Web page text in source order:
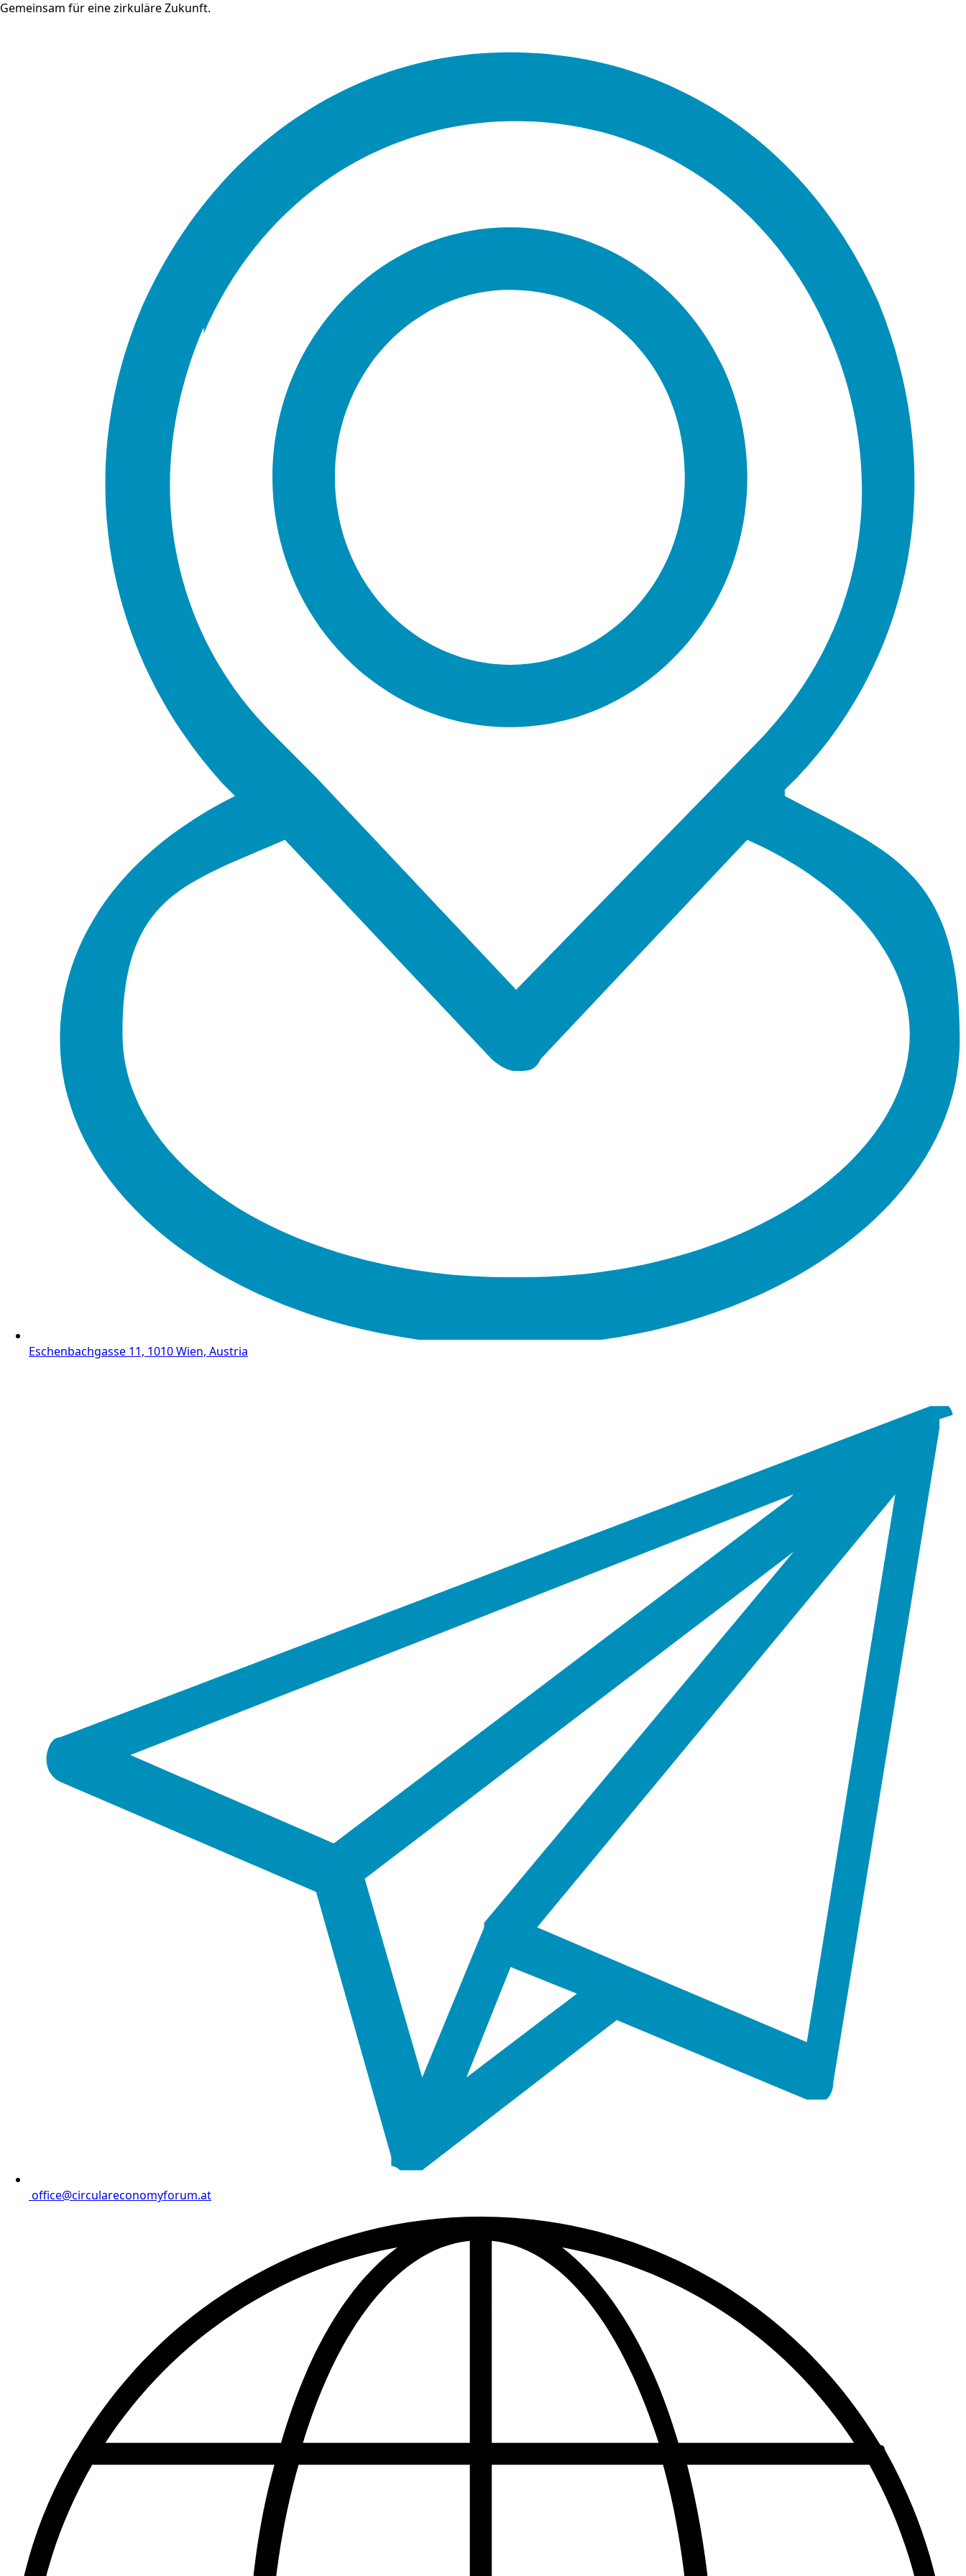
Gemeinsam für eine zirkuläre Zukunft.
Eschenbachgasse 11, 1010 Wien, Austria
office@circulareconomyforum.at